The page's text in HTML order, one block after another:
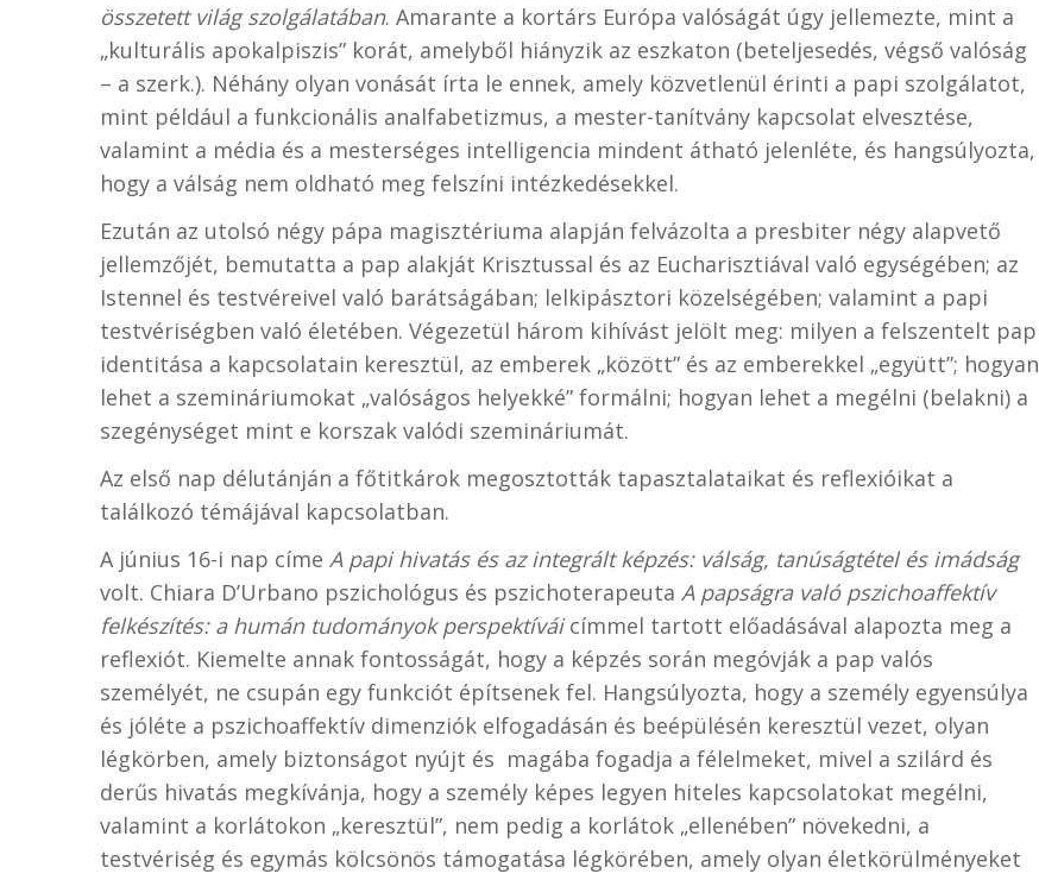
összetett világ szolgálatában. Amarante a kortárs Európa valóságát úgy jellemezte, mint a
„kulturális apokalpiszis” korát, amelyből hiányzik az eszkaton (beteljesedés, végső valóság
– a szerk.). Néhány olyan vonását írta le ennek, amely közvetlenül érinti a papi szolgálatot,
mint például a funkcionális analfabetizmus, a mester-tanítvány kapcsolat elvesztése,
valamint a média és a mesterséges intelligencia mindent átható jelenléte, és hangsúlyozta,
hogy a válság nem oldható meg felszíni intézkedésekkel.
Ezután az utolsó négy pápa magisztériuma alapján felvázolta a presbiter négy alapvető
jellemzőjét, bemutatta a pap alakját Krisztussal és az Eucharisztiával való egységében; az
Istennel és testvéreivel való barátságában; lelkipásztori közelségében; valamint a papi
testvériségben való életében. Végezetül három kihívást jelölt meg: milyen a felszentelt pap
identitása a kapcsolatain keresztül, az emberek „között” és az emberekkel „együtt”; hogyan
lehet a szemináriumokat „valóságos helyekké” formálni; hogyan lehet a megélni (belakni) a
szegénységet mint e korszak valódi szemináriumát.
Az első nap délutánján a főtitkárok megosztották tapasztalataikat és reflexióikat a
találkozó témájával kapcsolatban.
A június 16-i nap címe A papi hivatás és az integrált képzés: válság, tanúságtétel és imádság
volt. Chiara D’Urbano pszichológus és pszichoterapeuta A papságra való pszichoaffektív
felkészítés: a humán tudományok perspektíváicímmel tartott előadásával alapozta meg a
reflexiót. Kiemelte annak fontosságát, hogy a képzés során megóvják a pap valós
személyét, ne csupán egy funkciót építsenek fel. Hangsúlyozta, hogy a személy egyensúlya
és jóléte a pszichoaffektív dimenziók elfogadásán és beépülésén keresztül vezet, olyan
légkörben, amely biztonságot nyújt és magába fogadja a félelmeket, mivel a szilárd és
derűs hivatás megkívánja, hogy a személy képes legyen hiteles kapcsolatokat megélni,
valamint a korlátokon „keresztül”, nem pedig a korlátok „ellenében” növekedni, a
testvériség és egymás kölcsönös támogatása légkörében, amely olyan életkörülményeket